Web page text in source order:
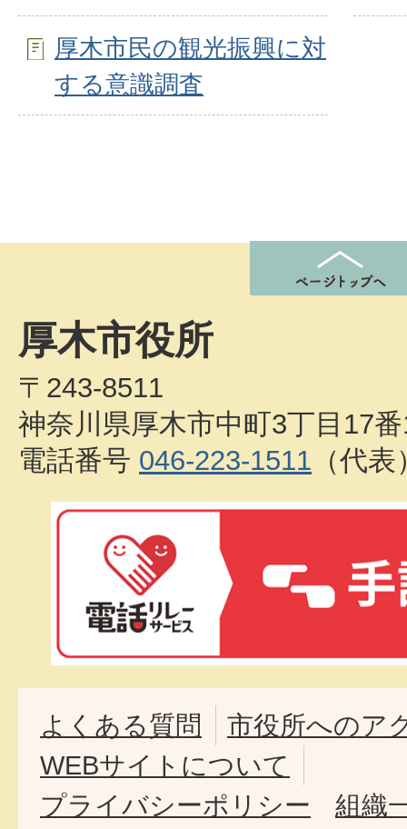
厚木市民の観光振興に対
する意識調査
厚木市役所
〒243-8511
神奈川県厚木市中町3丁目17
電話番号 046-223-1511 （代表
よくある質問
市役所へのア
WEBサイトについて
プライバシーポリシー
組織